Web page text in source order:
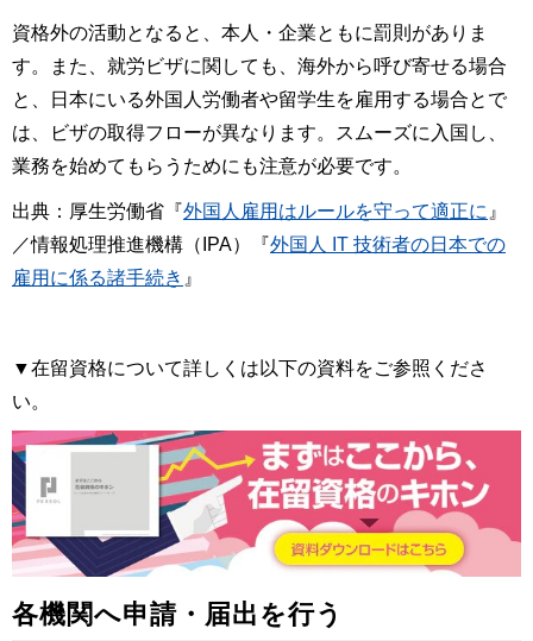
資格外の活動となると、本人・企業ともに罰則がありま
す。また、就労ビザに関しても、海外から呼び寄せる場合
と、日本にいる外国人労働者や留学生を雇用する場合とで
は、ビザの取得フローが異なります。スムーズに入国し、
業務を始めてもらうためにも注意が必要です。
出典：厚生労働省『外国人雇用はルールを守って適正に 』
／情報処理推進機構（IPA）『外国人 IT 技術者の日本での
雇用に係る諸手続き 』
▼在留資格について詳しくは以下の資料をご参照くださ
い。
各機関へ申請・届出を行う